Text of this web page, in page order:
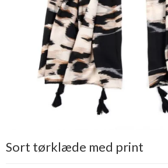
Sort tørklæde med print